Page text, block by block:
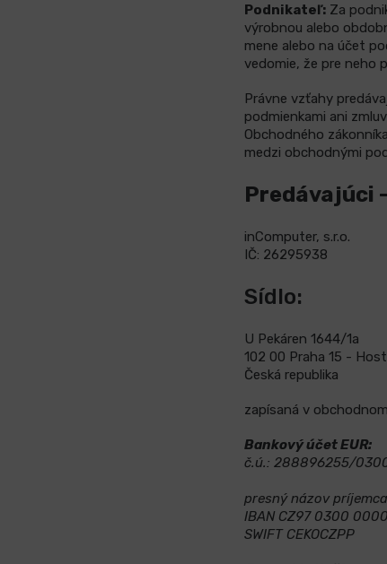
Podnikateľ: Za
výrobnou alebo
mene alebo na účet
vedomie, že pre neho
Právne vzťahy
podmienkami ani
Obchodného
medzi obchodnými
Predávajúci
inComputer, s.r.o.
IČ: 26295938
Sídlo:
U Pekáren 1644/1a
102 00 Praha 15 -
Česká republika
zapísaná v
Bankový účet EUR:
č.ú.: 288896255/
presný názov
IBAN CZ97 0300
SWIFT CEKOCZPP